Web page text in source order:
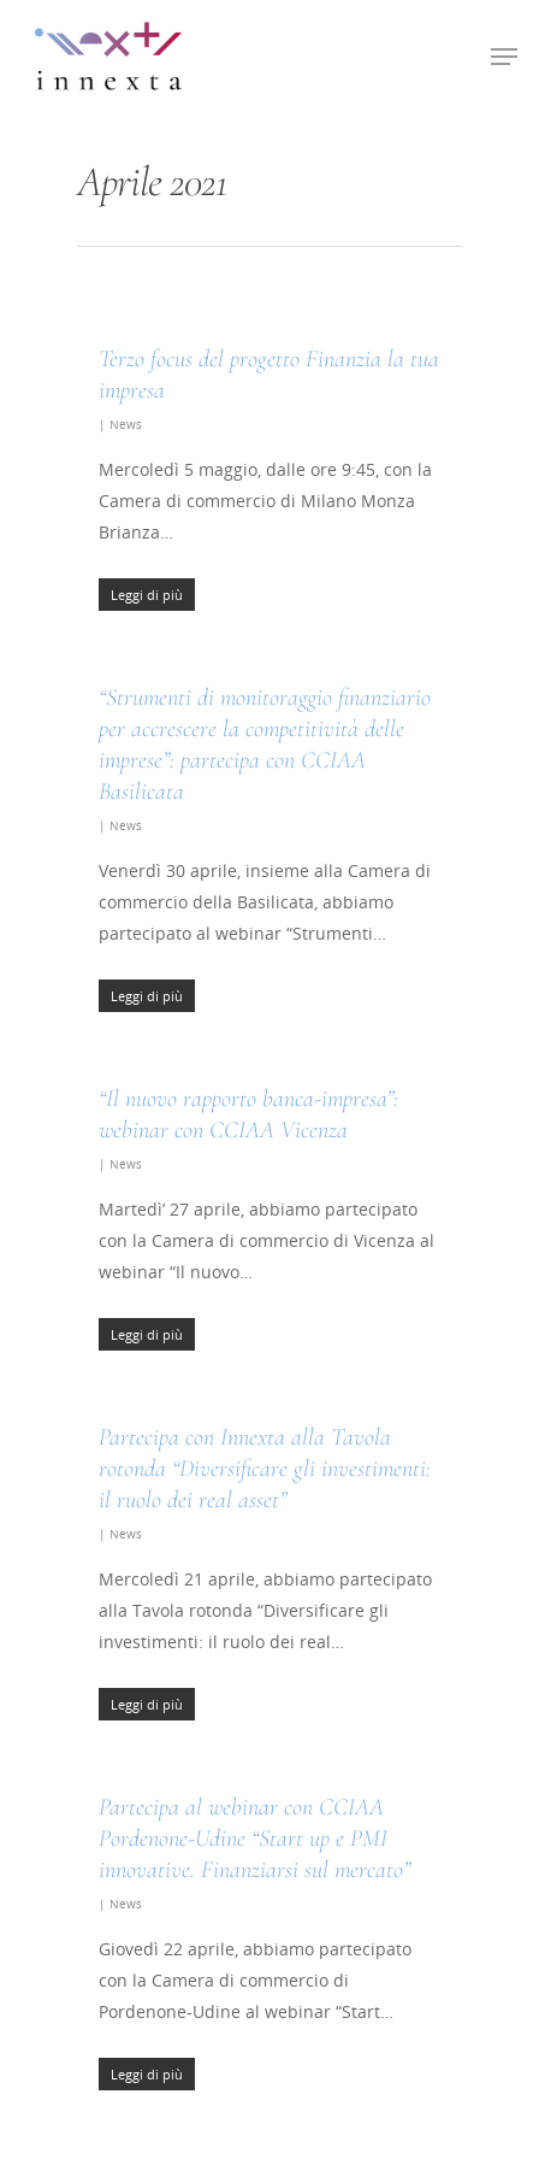
Aprile 2021
Terzo focus del progetto Finanzia la tua
impresa
| News
Mercoledì 5 maggio, dalle ore 9:45, con la
Camera di commercio di Milano Monza
Brianza…
Leggi di più
“Strumenti di monitoraggio finanziario
per accrescere la competitività delle
imprese”: partecipa con CCIAA
Basilicata
| News
Venerdì 30 aprile, insieme alla Camera di
commercio della Basilicata, abbiamo
partecipato al webinar “Strumenti…
Leggi di più
“Il nuovo rapporto banca-impresa”:
webinar con CCIAA Vicenza
| News
Martedì’ 27 aprile, abbiamo partecipato
con la Camera di commercio di Vicenza al
webinar “Il nuovo…
Leggi di più
Partecipa con Innexta alla Tavola
rotonda “Diversificare gli investimenti:
il ruolo dei real asset”
| News
Mercoledì 21 aprile, abbiamo partecipato
alla Tavola rotonda “Diversificare gli
investimenti: il ruolo dei real…
Leggi di più
Partecipa al webinar con CCIAA
Pordenone-Udine “Start up e PMI
innovative. Finanziarsi sul mercato”
| News
Giovedì 22 aprile, abbiamo partecipato
con la Camera di commercio di
Pordenone-Udine al webinar “Start…
Leggi di più